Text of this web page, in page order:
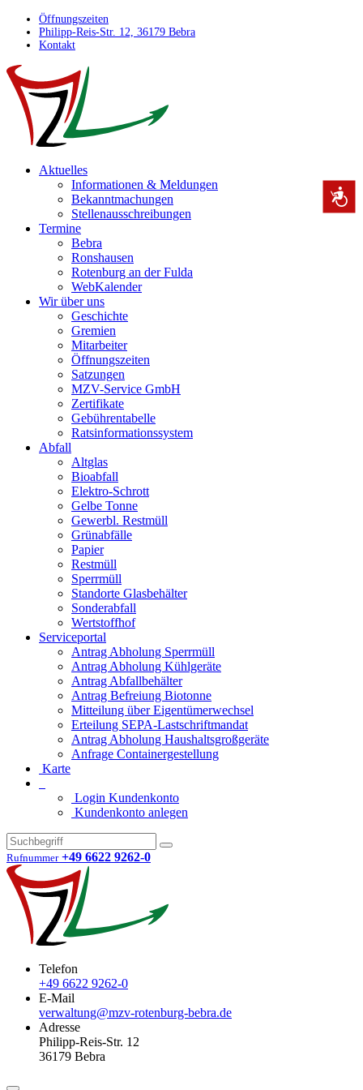
Öffnungszeiten
Philipp-Reis-Str. 12, 36179 Bebra
Kontakt
Aktuelles
Informationen & Meldungen
Bekanntmachungen
Stellenausschreibungen
Termine
Bebra
Ronshausen
Rotenburg an der Fulda
WebKalender
Wir über uns
Geschichte
Gremien
Mitarbeiter
Öffnungszeiten
Satzungen
MZV-Service GmbH
Zertifikate
Gebührentabelle
Ratsinformationssystem
Abfall
Altglas
Bioabfall
Elektro-Schrott
Gelbe Tonne
Gewerbl. Restmüll
Grünabfälle
Papier
Restmüll
Sperrmüll
Standorte Glasbehälter
Sonderabfall
Wertstoffhof
Serviceportal
Antrag Abholung Sperrmüll
Antrag Abholung Kühlgeräte
Antrag Abfallbehälter
Antrag Befreiung Biotonne
Mitteilung über Eigentümerwechsel
Erteilung SEPA-Lastschriftmandat
Antrag Abholung Haushaltsgroßgeräte
Anfrage Containergestellung
Karte
Login Kundenkonto
Kundenkonto anlegen
Rufnummer +49 6622 9262-0
Telefon
+49 6622 9262-0
E-Mail
verwaltung@mzv-rotenburg-bebra.de
Adresse
Philipp-Reis-Str. 12
36179 Bebra